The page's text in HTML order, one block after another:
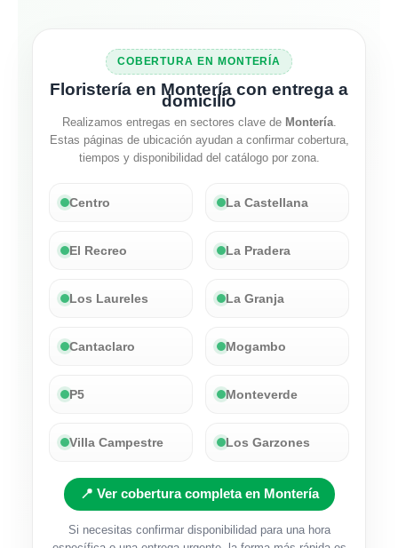
COBERTURA EN MONTERÍA
Floristería en Montería con entrega a
domicilio
Realizamos entregas en sectores clave de Montería.
Estas páginas de ubicación ayudan a confirmar cobertura,
tiempos y disponibilidad del catálogo por zona.
Centro La Castellana
El Recreo La Pradera
Los Laureles La Granja
Cantaclaro Mogambo
P5 Monteverde
Villa Campestre Los Garzones
📍 Ver cobertura completa en Montería
Si necesitas confirmar disponibilidad para una hora